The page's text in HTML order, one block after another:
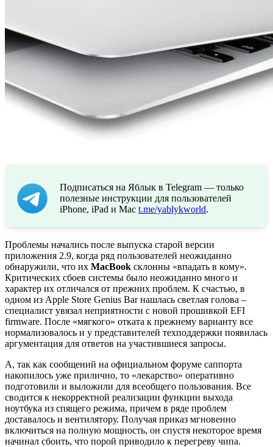
Подписаться на Яблык в Telegram — только
полезные инструкции для пользователей
iPhone, iPad и Mac t.me/yablykworld.
Проблемы начались после выпуска старой версии
приложения 2.9, когда ряд пользователей неожиданно
обнаружили, что их MacBook склонны «впадать в кому».
Критических сбоев системы было неожиданно много и
характер их отличался от прежних проблем. К счастью, в
одном из Apple Store Genius Bar нашлась светлая голова –
специалист увязал неприятности с новой прошивкой EFI
firmware. После «мягкого» отката к прежнему варианту все
нормализовалось и у представителей техподдержки появилась
аргументация для ответов на участившиеся запросы.
А, так как сообщений на официальном форуме саппорта
накопилось уже прилично, то «лекарство» оперативно
подготовили и выложили для всеобщего пользования. Все
сводится к некорректной реализации функции выхода
ноутбука из спящего режима, причем в ряде проблем
доставалось и вентилятору. Получая приказ мгновенно
включиться на полную мощность, он спустя некоторое время
начинал сбоить, что порой приводило к перегреву чипа.